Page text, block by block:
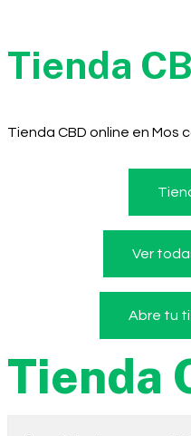
Tienda
Tienda CBD online en Mos
Ver
Abre tu
Tienda